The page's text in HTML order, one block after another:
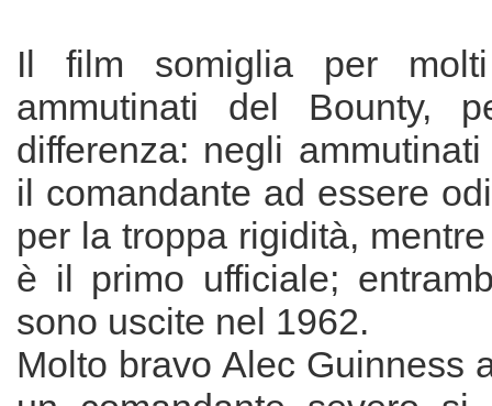
Il film somiglia per
ammutinati del Bounty,
differenza: negli
il comandante ad essere
per la troppa rigidità,
è il primo ufficiale;
sono uscite nel 1962.
Molto bravo Alec Guinness